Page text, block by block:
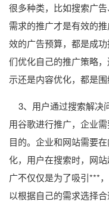
很多种类，比如搜索广
需求的推广才是有效的
效的广告预算，都是成
们优化自己的推广策略
示还是内容优化，都是围
3、用户通过搜索解决
用谷歌进行推广，企业
目的。企业和网站需要
化，用户在搜索时，网
广不仅仅是为了吸引***
以根据自己的需求选择